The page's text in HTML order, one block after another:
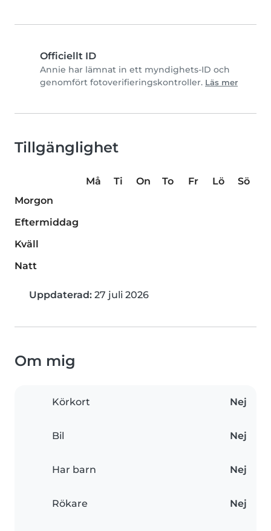
Officiellt ID
Annie har lämnat in ett myndighets-ID och
genomfört fotoverifieringskontroller. Läs mer
Tillgänglighet
Må Ti On To Fr Lö
Sö
Morgon
Eftermiddag
Kväll
Natt
Uppdaterad: 27 juli 2026
Om mig
Körkort Nej
Bil Nej
Har barn Nej
Rökare Nej